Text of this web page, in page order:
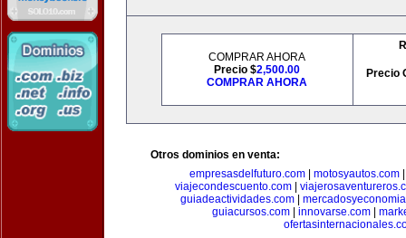
COMPRAR AHORA
Precio $2,500.00
COMPRAR AHORA
Precio
Otros dominios en venta:
empresasdelfuturo.com| motosyautos.com
viajecondescuento.com
guiadeactividades.com|
guiacursos.com| innovarse.com|